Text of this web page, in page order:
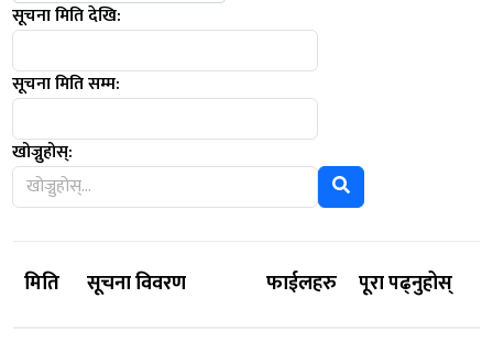
सूचना मिति देखि:
सूचना मिति सम्म:
खोज्नुहोस्:
मिति सूचना विवरण फाईलहरु पूरा पढ्नुहोस्